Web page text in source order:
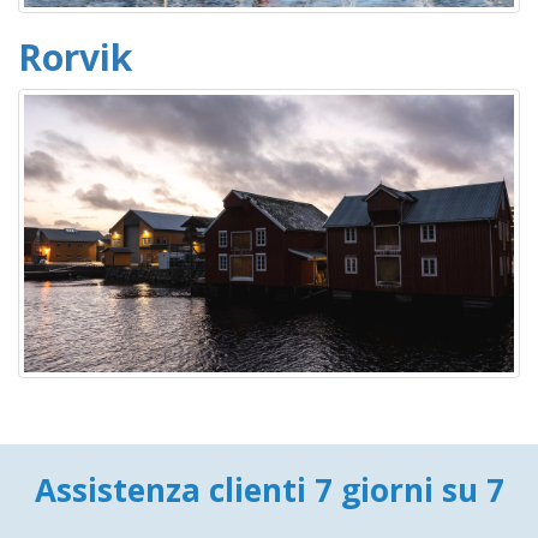
Rorvik
Assistenza clienti 7 giorni su 7